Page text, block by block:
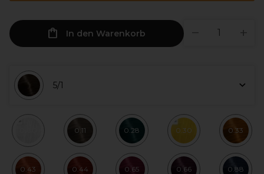
In den Warenkorb
5/1
0.11 0.28 0.30 0.33
0.43 0.44 0.65 0.66 0.88